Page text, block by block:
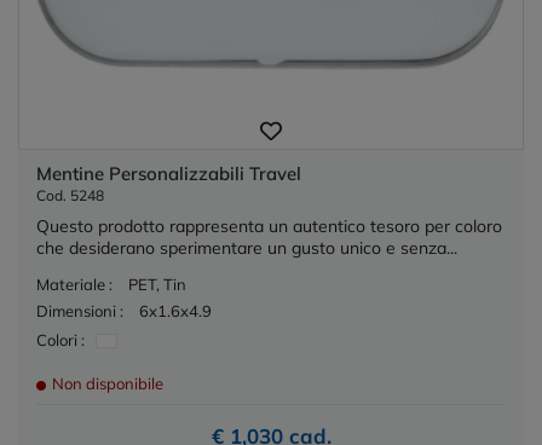
Mentine Personalizzabili Travel
Cod. 5248
Questo prodotto rappresenta un autentico tesoro per coloro
che desiderano sperimentare un gusto unico e senza...
Materiale :
PET, Tin
Dimensioni :
6x1.6x4.9
Colori :
Non disponibile
€ 1,030 cad.